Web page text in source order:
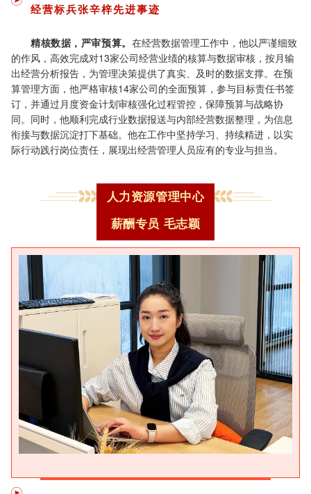
经营标兵张辛梓先进事迹
精核数据，严审预算。 在经营数据管理工作中，他以严谨细致
的作风，高效完成对13家公司经营业绩的核算与数据审核，按月输
出经营分析报告，为管理决策提供了真实、及时的数据支撑。在预
算管理方面，他严格审核14家公司的全面预算，参与目标责任书签
订，并通过月度资金计划审核强化过程管控，保障预算与战略协
同。同时，他顺利完成行业数据报送与内部经营数据整理，为信息
衔接与数据沉淀打下基础。他在工作中坚持学习、持续精进，以实
际行动践行岗位责任，展现出经营管理人员应有的专业与担当。
人力资源管理中心
薪酬专员 毛志颖